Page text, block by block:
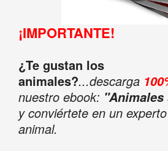
¡IMPORTANTE!
¿Te gustan los
animales?...descarga
nuestro ebook:
y conviértete en un
animal.